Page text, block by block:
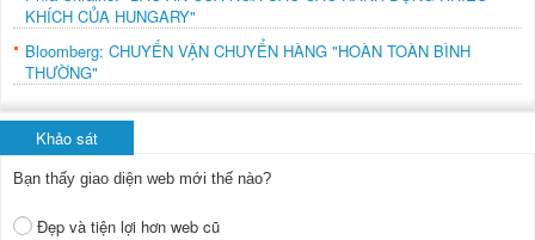
KHÍCH CỦA HUNGARY"
Bloomberg: CHUYẾN VẬN CHUYỂN HÀNG "HOÀN TOÀN BÌNH
THƯỜNG"
Khảo sát
Bạn thấy giao diện web mới thế nào?
Đẹp và tiện lợi hơn web cũ